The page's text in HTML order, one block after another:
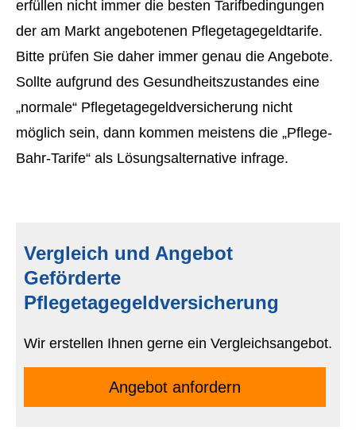
erfüllen nicht immer die besten Tarifbedingungen
der am Markt angebotenen Pflegetagegeldtarife.
Bitte prüfen Sie daher immer genau die Angebote.
Sollte aufgrund des Gesundheitszustandes eine
„normale“ Pflegetagegeldversicherung nicht
möglich sein, dann kommen meistens die „Pflege-
Bahr-Tarife“ als Lösungsalternative infrage.
Vergleich und Angebot
Geförderte
Pflegetagegeldversicherung
Wir erstellen Ihnen gerne ein Vergleichsangebot.
An­ge­bot an­for­dern